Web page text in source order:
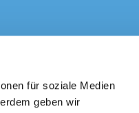
für soziale Medien
geben wir
Spandau-Südwest